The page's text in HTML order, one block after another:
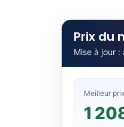
Prix du
Mise à jour :
Meilleur
1